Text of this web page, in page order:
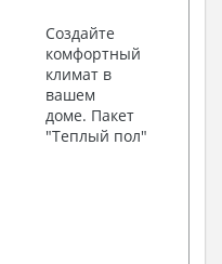
Создайте
комфортный
климат в
вашем
доме. Пакет
"Теплый пол"